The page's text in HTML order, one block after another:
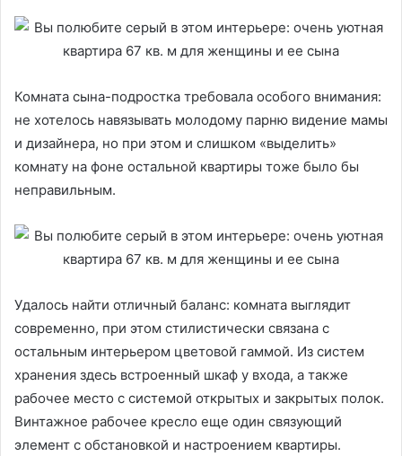
Комната сына-подростка требовала особого внимания:
не хотелось навязывать молодому парню видение мамы
и дизайнера, но при этом и слишком «выделить»
комнату на фоне остальной квартиры тоже было бы
неправильным.
Удалось найти отличный баланс: комната выглядит
современно, при этом стилистически связана с
остальным интерьером цветовой гаммой. Из систем
хранения здесь встроенный шкаф у входа, а также
рабочее место с системой открытых и закрытых полок.
Винтажное рабочее кресло еще один связующий
элемент с обстановкой и настроением квартиры.